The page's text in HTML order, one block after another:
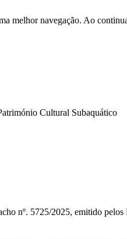
melhor navegação. Ao
Cultural Subaquático
nº. 5725/2025, emitido